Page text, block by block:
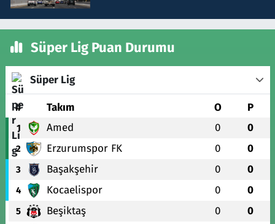
Süper Lig Puan Durumu
Süper Lig
# Takım O P
1 Amed 0 0
2 Erzurumspor FK 0 0
3 Başakşehir 0 0
4 Kocaelispor 0 0
5 Beşiktaş 0 0